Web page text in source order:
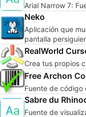
Arial Narrow 7:
Neko
Aplicación que
pantalla
RealWorld
Crea tus propios
Free Archon
Fuente de código
Sabre du
Fuente de